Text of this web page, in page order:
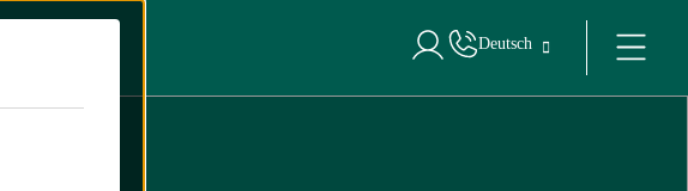
Bei Star Traveler oder Corporate
Deutsch